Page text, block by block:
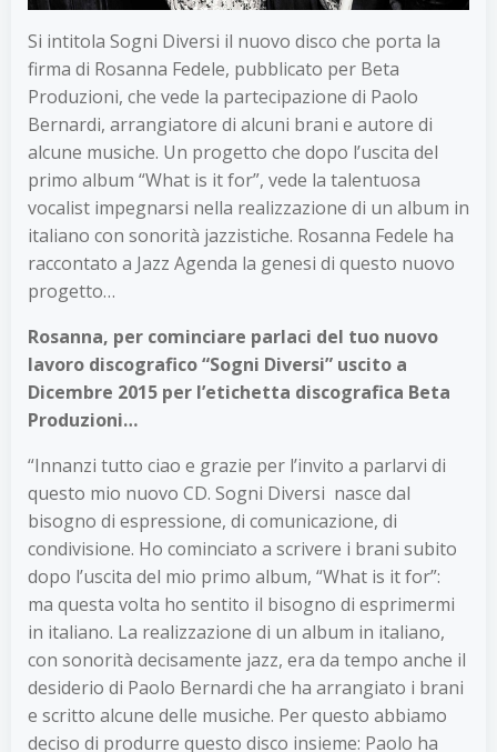
Si intitola Sogni Diversi il nuovo disco che porta la
firma di Rosanna Fedele, pubblicato per Beta
Produzioni, che vede la partecipazione di Paolo
Bernardi, arrangiatore di alcuni brani e autore di
alcune musiche. Un progetto che dopo l’uscita del
primo album “What is it for”, vede la talentuosa
vocalist impegnarsi nella realizzazione di un album in
italiano con sonorità jazzistiche. Rosanna Fedele ha
raccontato a Jazz Agenda la genesi di questo nuovo
progetto…
Rosanna, per cominciare parlaci del tuo nuovo
lavoro discografico “Sogni Diversi” uscito a
Dicembre 2015 per l’etichetta discografica Beta
Produzioni…
“Innanzi tutto ciao e grazie per l’invito a parlarvi di
questo mio nuovo CD. Sogni Diversi nasce dal
bisogno di espressione, di comunicazione, di
condivisione. Ho cominciato a scrivere i brani subito
dopo l’uscita del mio primo album, “What is it for”:
ma questa volta ho sentito il bisogno di esprimermi
in italiano. La realizzazione di un album in italiano,
con sonorità decisamente jazz, era da tempo anche il
desiderio di Paolo Bernardi che ha arrangiato i brani
e scritto alcune delle musiche. Per questo abbiamo
deciso di produrre questo disco insieme: Paolo ha